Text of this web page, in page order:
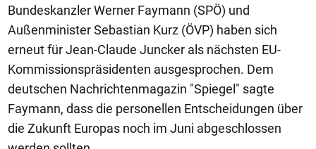
Bundeskanzler Werner Faymann (SPÖ) und
Außenminister Sebastian Kurz (ÖVP) haben sich
erneut für Jean-Claude Juncker als nächsten EU-
Kommissionspräsidenten ausgesprochen. Dem
deutschen Nachrichtenmagazin "Spiegel" sagte
Faymann, dass die personellen Entscheidungen über
die Zukunft Europas noch im Juni abgeschlossen